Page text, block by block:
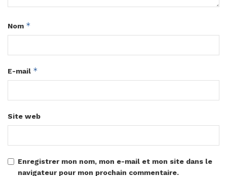
Nom *
E-mail *
Site web
Enregistrer mon nom, mon e-mail et mon site dans le
navigateur pour mon prochain commentaire.